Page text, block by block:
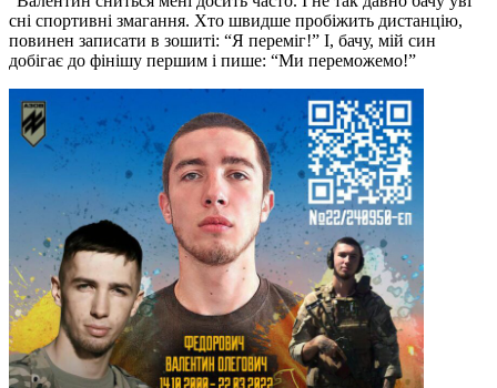
сні спортивні змагання. Хто швидше пробіжить дистанцію,
повинен записати в зошиті: “Я переміг!” І, бачу, мій син
добігає до фінішу першим і пише: “Ми переможемо!”